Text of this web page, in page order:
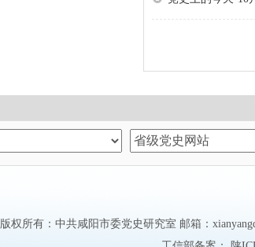
版权所有：中共咸阳市委党史研究室 邮箱：